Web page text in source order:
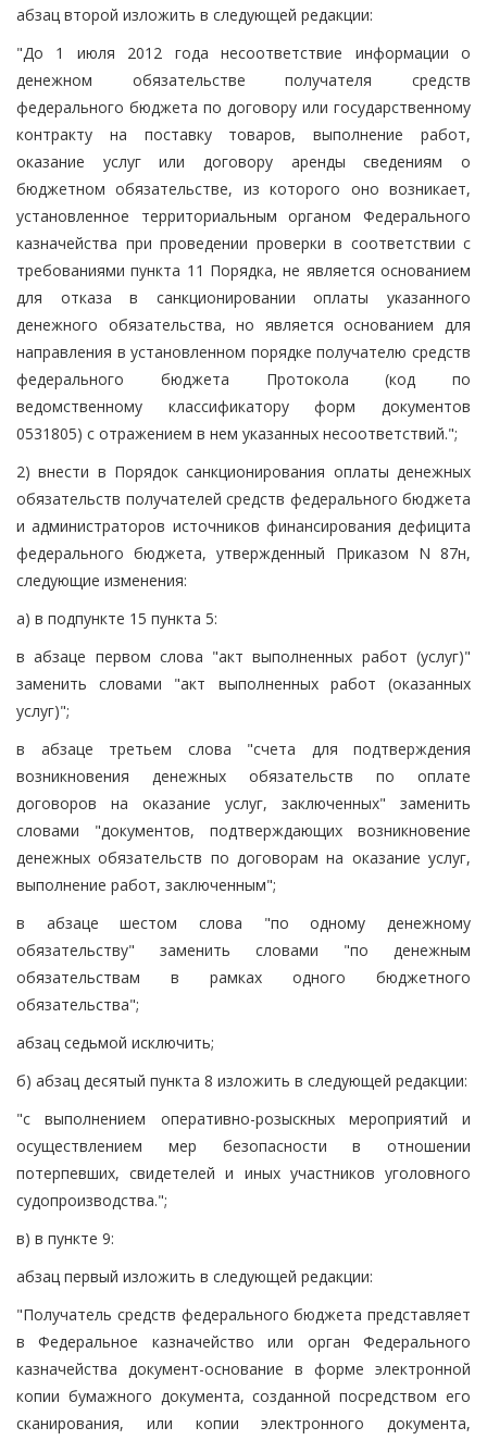
абзац второй изложить в следующей редакции:
"До 1 июля 2012 года несоответствие информации о
денежном обязательстве получателя средств
федерального бюджета по договору или государственному
контракту на поставку товаров, выполнение работ,
оказание услуг или договору аренды сведениям о
бюджетном обязательстве, из которого оно возникает,
установленное территориальным органом Федерального
казначейства при проведении проверки в соответствии с
требованиями пункта 11 Порядка, не является основанием
для отказа в санкционировании оплаты указанного
денежного обязательства, но является основанием для
направления в установленном порядке получателю средств
федерального бюджета Протокола (код по
ведомственному классификатору форм документов
0531805) с отражением в нем указанных несоответствий.";
2) внести в Порядок санкционирования оплаты денежных
обязательств получателей средств федерального бюджета
и администраторов источников финансирования дефицита
федерального бюджета, утвержденный Приказом N 87н,
следующие изменения:
а) в подпункте 15 пункта 5:
в абзаце первом слова "акт выполненных работ (услуг)"
заменить словами "акт выполненных работ (оказанных
услуг)";
в абзаце третьем слова "счета для подтверждения
возникновения денежных обязательств по оплате
договоров на оказание услуг, заключенных" заменить
словами "документов, подтверждающих возникновение
денежных обязательств по договорам на оказание услуг,
выполнение работ, заключенным";
в абзаце шестом слова "по одному денежному
обязательству" заменить словами "по денежным
обязательствам в рамках одного бюджетного
обязательства";
абзац седьмой исключить;
б) абзац десятый пункта 8 изложить в следующей редакции:
"с выполнением оперативно-розыскных мероприятий и
осуществлением мер безопасности в отношении
потерпевших, свидетелей и иных участников уголовного
судопроизводства.";
в) в пункте 9:
абзац первый изложить в следующей редакции:
"Получатель средств федерального бюджета представляет
в Федеральное казначейство или орган Федерального
казначейства документ-основание в форме электронной
копии бумажного документа, созданной посредством его
сканирования, или копии электронного документа,